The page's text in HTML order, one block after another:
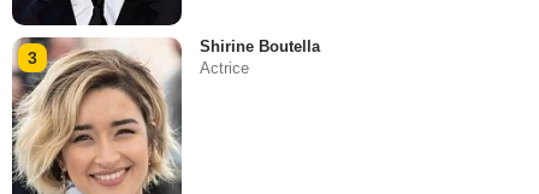
3
Shirine Boutella
Actrice